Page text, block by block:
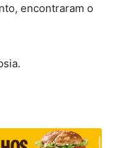
encontraram o